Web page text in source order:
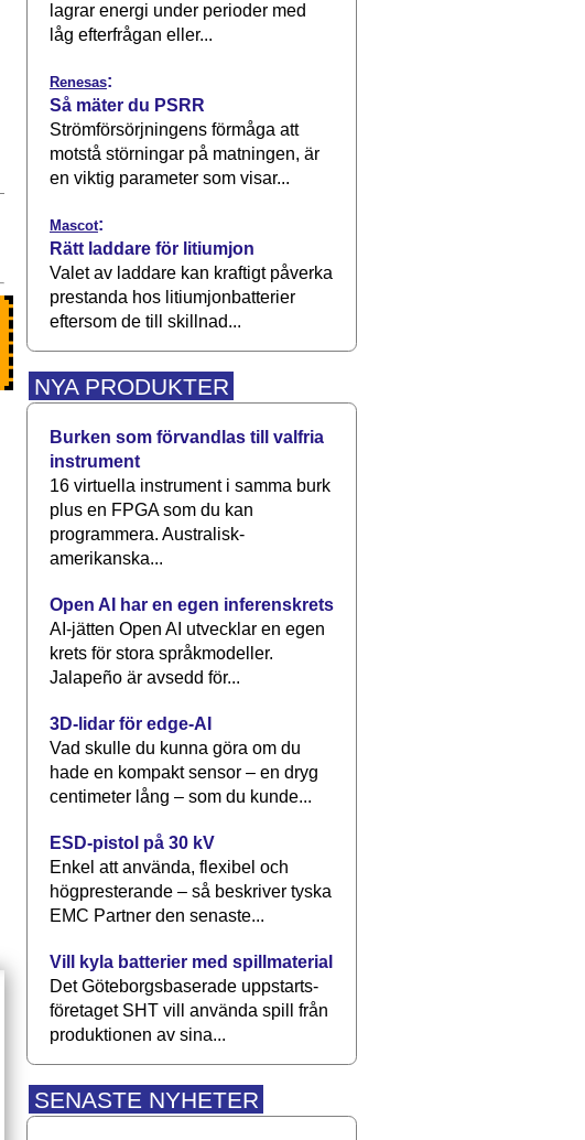
lagrar energi under perioder med
låg efterfrågan eller...
Renesas:
Så mäter du PSRR
Strömförsörjningens förmåga att
motstå störningar på matningen, är
en viktig parameter som visar...
Mascot:
Rätt laddare för litiumjon
Valet av laddare kan kraftigt påverka
prestanda hos litiumjonbatterier
eftersom de till skillnad...
NYA PRODUKTER
Burken som förvandlas till valfria
instrument
16 virtuella instrument i samma burk
plus en FPGA som du kan
programmera. Australisk-
amerikanska...
Open AI har en egen inferenskrets
AI-jätten Open AI utvecklar en egen
krets för stora språkmodeller.
Jalapeño är avsedd för...
3D-lidar för edge-AI
Vad skulle du kunna göra om du
hade en kompakt sensor – en dryg
centimeter lång – som du kunde...
ESD-pistol på 30 kV
Enkel att använda, flexibel och
högpresterande – så beskriver tyska
EMC Partner den senaste...
Vill kyla batterier med spillmaterial
Det Göteborgsbaserade upp­starts­
företaget SHT vill använda spill från
produktionen av sina...
SENASTE NYHETER